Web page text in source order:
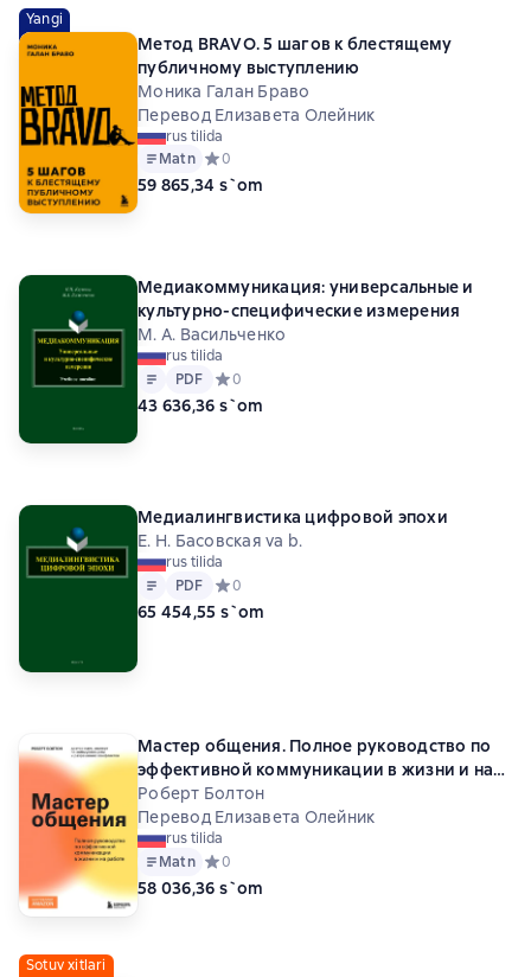
Yangi
Метод BRAVO. 5 шагов к блестящему
публичному выступлению
Моника Галан Браво
Перевод Елизавета Олейник
rus tilida
Matn Средний рейтинг 0 на основе 0 оценок
0
59 865,34 s`om
Медиакоммуникация: универсальные и
культурно-специфические измерения
М. А. Васильченко
rus tilida
Matn
PDF
PDF Средний рейтинг 0 на основе 0 оценок
0
43 636,36 s`om
Медиалингвистика цифровой эпохи
Е. Н. Басовская va b.
rus tilida
Matn
PDF
PDF Средний рейтинг 0 на основе 0 оценок
0
65 454,55 s`om
Мастер общения. Полное руководство по
эффективной коммуникации в жизни и на
работе
Роберт Болтон
Перевод Елизавета Олейник
rus tilida
Matn Средний рейтинг 0 на основе 0 оценок
0
58 036,36 s`om
Sotuv xitlari